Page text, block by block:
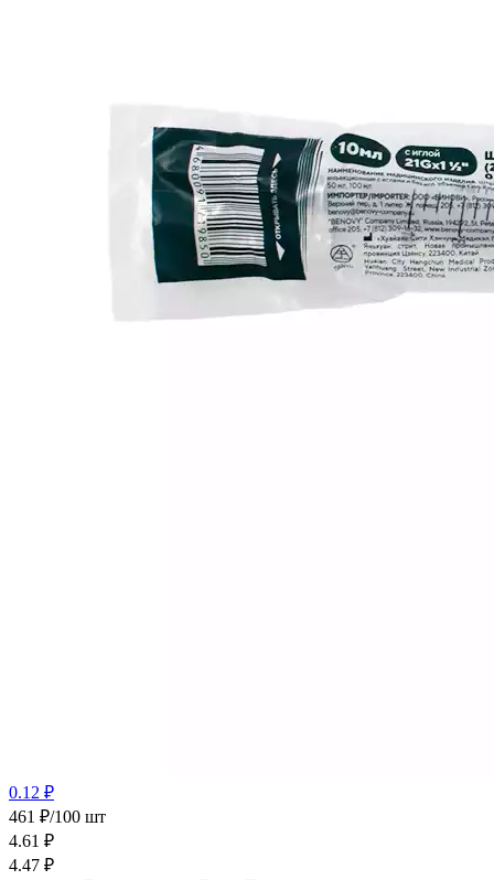
0.12 ₽
461 ₽/100 шт
4.61 ₽
4.47 ₽